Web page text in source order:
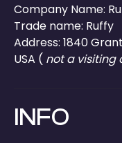
Company Name:
Trade name: Ruffy
Address: 1840
USA ( not a visiting
INFO